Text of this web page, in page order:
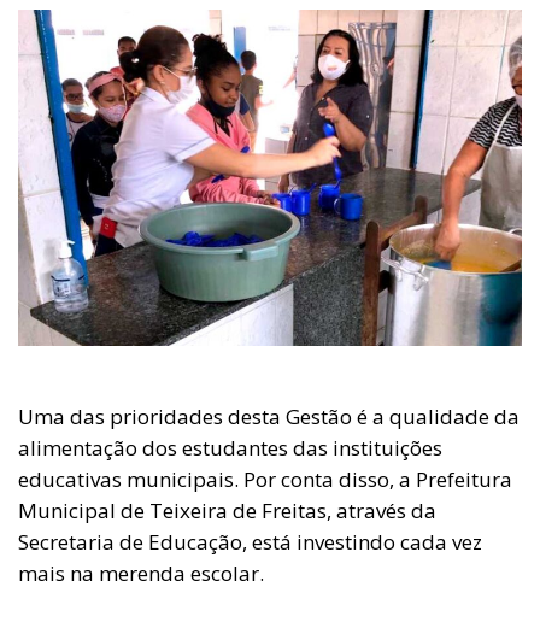
Uma das prioridades desta Gestão é a qualidade da
alimentação dos estudantes das instituições
educativas municipais. Por conta disso, a Prefeitura
Municipal de Teixeira de Freitas, através da
Secretaria de Educação, está investindo cada vez
mais na merenda escolar.